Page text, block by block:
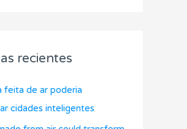
recientes
feita de ar poderia
cidades inteligentes